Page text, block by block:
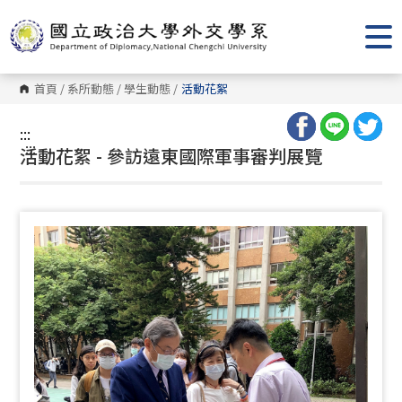
到
主
要
內
容
區 首頁 / 系所動態 /學生動態 / 活動花絮
:::
:::
活動花絮 - 參訪遠東國際軍事審判展覽